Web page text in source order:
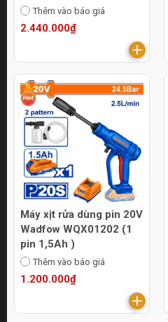
Thêm vào báo giá
2.440.000₫
Máy xịt rửa dùng pin 20V
Wadfow WQX01202 (1
pin 1,5Ah )
Thêm vào báo giá
1.200.000₫